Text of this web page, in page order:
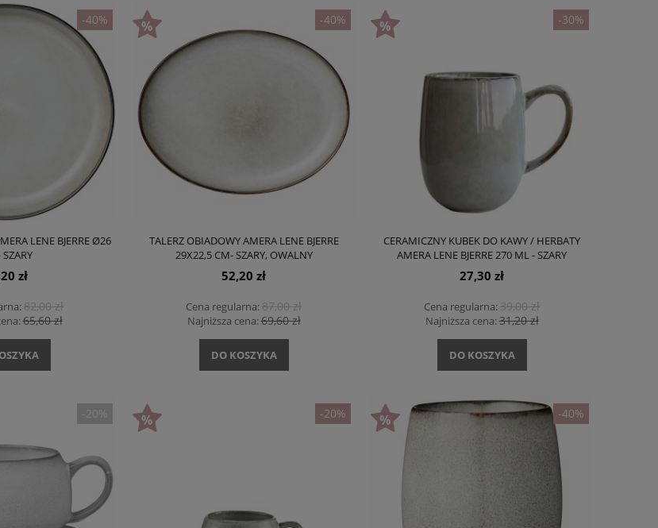
LENE BJERRE Ø26
zł
82,00 zł
65,60 zł
-40%
TALERZ OBIADOWY AMERA LENE BJERRE
29X22,5 CM- SZARY, OWALNY
52,20 zł
Cena regularna:87,00 zł
Najniższa cena:69,60 zł
DO KOSZYKA
-40%
CERAMICZNY KUBEK DO KAWY / HERBATY
AMERA LENE BJERRE 270 ML - SZARY
27,30 zł
Cena regularna:39,00 zł
Najniższa cena:31,20 zł
DO KOSZYKA
-30%
-20% -20% -40%